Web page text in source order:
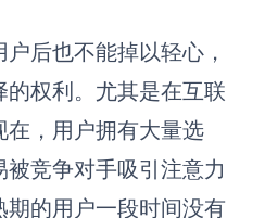
后也不能掉以轻心，
的权利。 尤其是在互联
在 ，用户拥有大量选
竞争对手吸引注意力
期的用户一段时间没有